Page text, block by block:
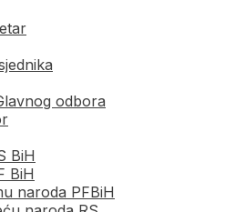
odbora
BiH
BiH
naroda PFBiH